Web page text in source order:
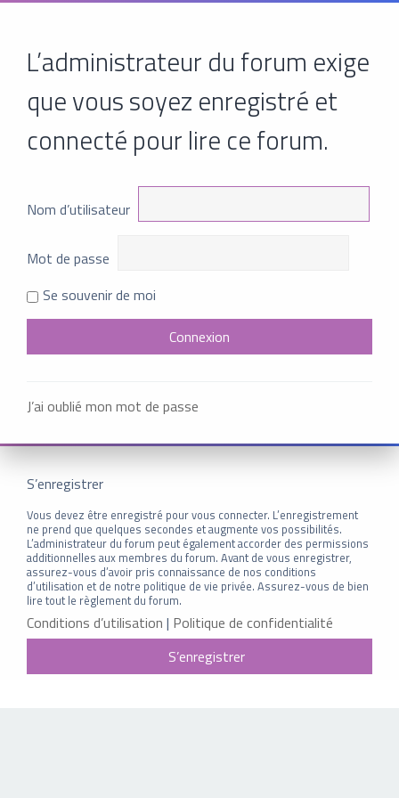
L’administrateur du forum exige
que vous soyez enregistré et
connecté pour lire ce forum.
Nom d’utilisateur
Mot de passe
Se souvenir de moi
J’ai oublié mon mot de passe
S’enregistrer
Vous devez être enregistré pour vous connecter. L’enregistrement
ne prend que quelques secondes et augmente vos possibilités.
L’administrateur du forum peut également accorder des permissions
additionnelles aux membres du forum. Avant de vous enregistrer,
assurez-vous d’avoir pris connaissance de nos conditions
d’utilisation et de notre politique de vie privée. Assurez-vous de bien
lire tout le règlement du forum.
Conditions d’utilisation | Politique de confidentialité
S’enregistrer